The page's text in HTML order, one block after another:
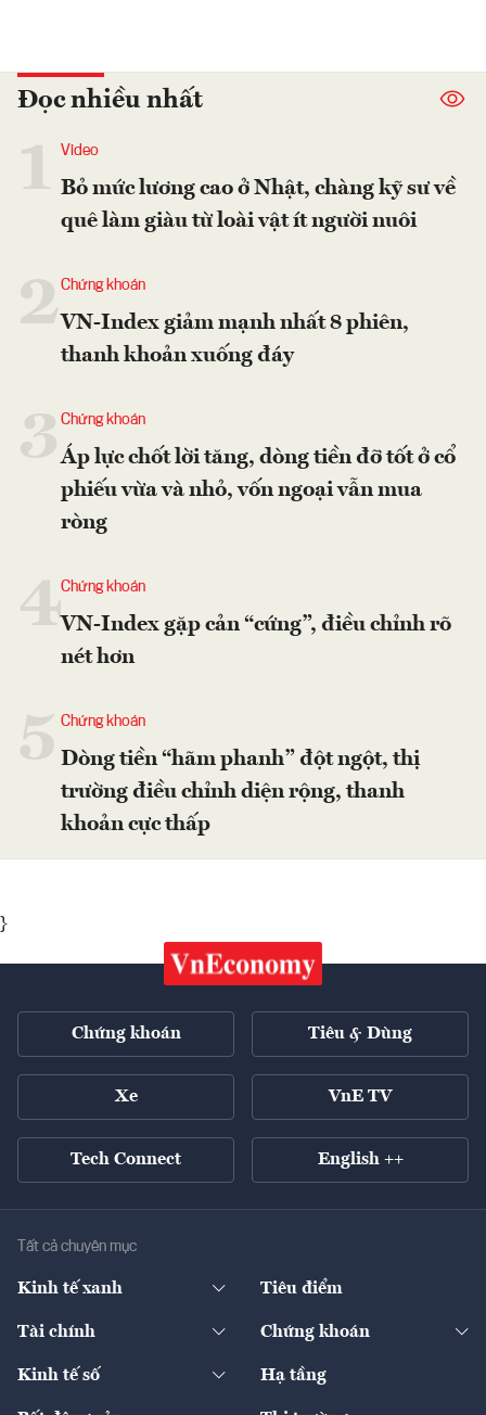
Đọc nhiều nhất
Video
Bỏ mức lương cao ở Nhật, chàng kỹ sư về
quê làm giàu từ loài vật ít người nuôi
2Chứng khoán
VN-Index giảm mạnh nhất 8 phiên,
thanh khoản xuống đáy
Chứng khoán
Áp lực chốt lời tăng, dòng tiền đỡ tốt ở cổ
phiếu vừa và nhỏ, vốn ngoại vẫn mua
ròng
4Chứng khoán
VN-Index gặp cản “cứng”, điều chỉnh rõ
nét hơn
Chứng khoán
Dòng tiền “hãm phanh” đột ngột, thị
trường điều chỉnh diện rộng, thanh
khoản cực thấp
}
Chứng khoán Tiêu & Dùng
Xe VnE TV
Tech Connect English ++
Tất cả chuyên mục
Kinh tế xanh Tiêu điểm
Tài chính
Ngân hàng
Chứng khoán
Doanh nghiệp niêm yết
Kinh tế số
Sản phẩm - Thị trường
Hạ tầng